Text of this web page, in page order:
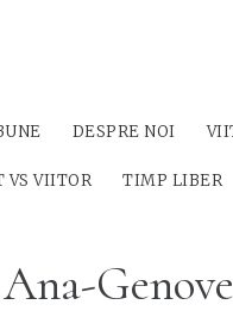
DESPRE NOI
VS VIITOR TIMP LIBER